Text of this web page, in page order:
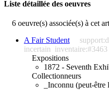
Liste détaillée des oeuvres
6 oeuvre(s) associée(s) à cet
A Fair Student
incertain inventaire:#3463
Expositions
1872 - Seventh
Collectionneurs
_Inconnu (peut-